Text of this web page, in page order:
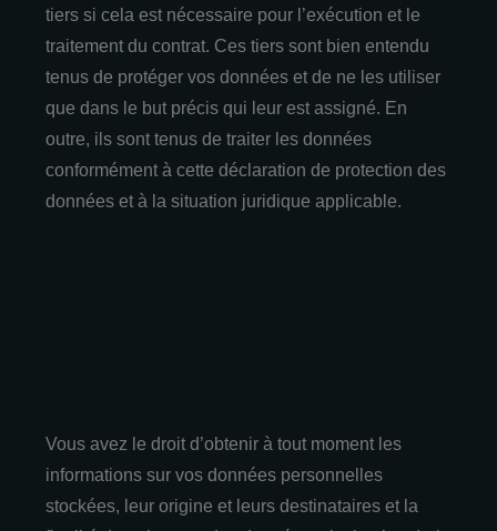
tiers si cela est nécessaire pour l’exécution et le
traitement du contrat. Ces tiers sont bien entendu
tenus de protéger vos données et de ne les utiliser
que dans le but précis qui leur est assigné. En
outre, ils sont tenus de traiter les données
conformément à cette déclaration de protection des
données et à la situation juridique applicable.
Vous avez le droit d’obtenir à tout moment les
informations sur vos données personnelles
stockées, leur origine et leurs destinataires et la